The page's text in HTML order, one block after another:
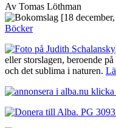
Av Tomas Löthman
[18
Böcker
eller storslagen, beroende
och det sublima i naturen.